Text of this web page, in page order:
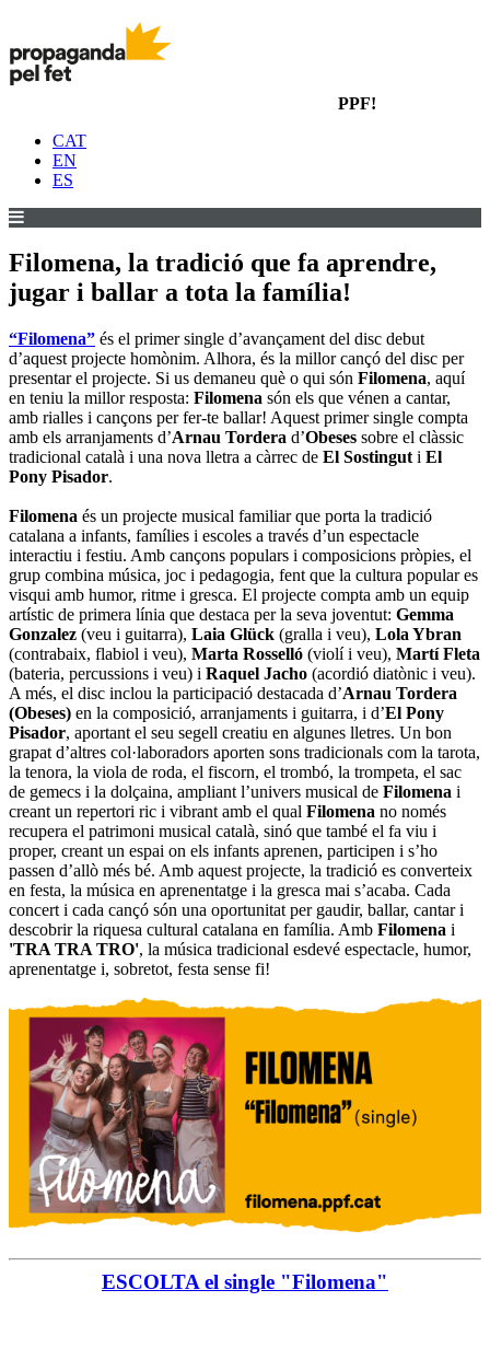
PPF!
CAT
EN
ES
Filomena, la tradició que fa aprendre,
jugar i ballar a tota la família!
“Filomena” és el primer single d’avançament del disc debut
d’aquest projecte homònim. Alhora, és la millor cançó del disc per
presentar el projecte. Si us demaneu què o qui són Filomena, aquí
en teniu la millor resposta: Filomena són els que vénen a cantar,
amb rialles i cançons per fer-te ballar! Aquest primer single compta
amb els arranjaments d’Arnau Tordera d’Obeses sobre el clàssic
tradicional català i una nova lletra a càrrec de El Sostingut i El
Pony Pisador.
Filomena és un projecte musical familiar que porta la tradició
catalana a infants, famílies i escoles a través d’un espectacle
interactiu i festiu. Amb cançons populars i composicions pròpies, el
grup combina música, joc i pedagogia, fent que la cultura popular es
visqui amb humor, ritme i gresca. El projecte compta amb un equip
artístic de primera línia que destaca per la seva joventut: Gemma
Gonzalez (veu i guitarra), Laia Glück (gralla i veu), Lola Ybran
(contrabaix, flabiol i veu), Marta Rosselló (violí i veu), Martí Fleta
(bateria, percussions i veu) i Raquel Jacho (acordió diatònic i veu).
A més, el disc inclou la participació destacada d’Arnau Tordera
(Obeses) en la composició, arranjaments i guitarra, i d’El Pony
Pisador, aportant el seu segell creatiu en algunes lletres. Un bon
grapat d’altres col·laboradors aporten sons tradicionals com la tarota,
la tenora, la viola de roda, el fiscorn, el trombó, la trompeta, el sac
de gemecs i la dolçaina, ampliant l’univers musical de Filomena i
creant un repertori ric i vibrant amb el qual Filomena no només
recupera el patrimoni musical català, sinó que també el fa viu i
proper, creant un espai on els infants aprenen, participen i s’ho
passen d’allò més bé. Amb aquest projecte, la tradició es converteix
en festa, la música en aprenentatge i la gresca mai s’acaba. Cada
concert i cada cançó són una oportunitat per gaudir, ballar, cantar i
descobrir la riquesa cultural catalana en família. Amb Filomena i
'TRA TRA TRO', la música tradicional esdevé espectacle, humor,
aprenentatge i, sobretot, festa sense fi!
ESCOLTA el single "Filomena"